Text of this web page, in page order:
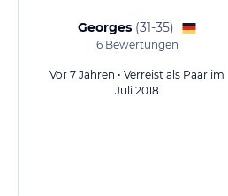
Georges (31-35)
6Bewertungen
Vor 7 Jahren • Verreist als Paar im
Juli 2018